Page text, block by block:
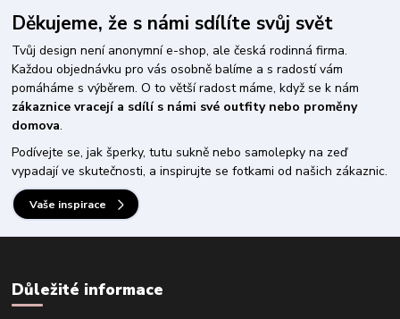
Děkujeme, že s námi sdílíte svůj svět
Tvůj design není anonymní e-shop, ale česká rodinná firma.
Každou objednávku pro vás osobně balíme a s radostí vám
pomáháme s výběrem. O to větší radost máme, když se k nám
zákaznice vracejí a sdílí s námi své outfity nebo proměny
domova.
Podívejte se, jak šperky, tutu sukně nebo samolepky na zeď
vypadají ve skutečnosti, a inspirujte se fotkami od našich zákaznic.
Vaše inspirace
Důležité informace